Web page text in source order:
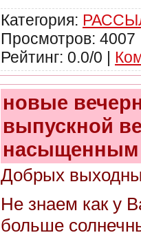
Категория:
Просмотров:
Рейтинг: 0.0/0 |
новые
выпускной
насыщенным
Добрых
Не знаем как у
больше